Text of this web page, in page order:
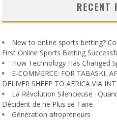
RECENT
New to online sports betting?
First Online Sports Betting
How Technology Has Changed
E-COMMERCE: FOR TABASKI,
DELIVER SHEEP TO AFRICA VIA
La Révolution Silencieuse :
Décident de ne Plus se Taire
Génération afropreneurs